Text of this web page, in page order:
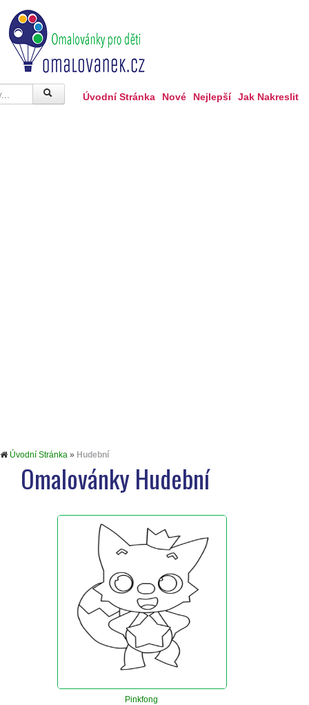
Úvodní Stránka Nové Nejlepší Jak Nakreslit
Úvodní Stránka » Hudební
Omalovánky Hudební
Pinkfong